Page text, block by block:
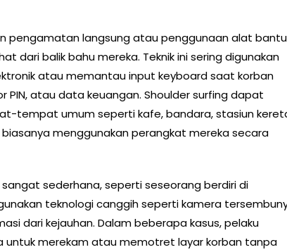
pengamatan langsung atau penggunaan alat bantu
dari balik bahu mereka. Teknik ini sering digunakan
atau memantau input keyboard saat korban
atau data keuangan. Shoulder surfing dapat
tempat umum seperti kafe, bandara, stasiun
menggunakan perangkat mereka secara
sederhana, seperti seseorang berdiri di
teknologi canggih seperti kamera
dari kejauhan. Dalam beberapa kasus, pelaku
untuk merekam atau memotret layar korban tanpa